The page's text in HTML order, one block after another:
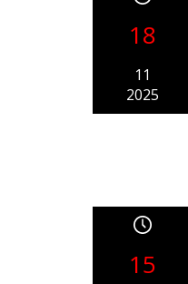
18
11
2025
15